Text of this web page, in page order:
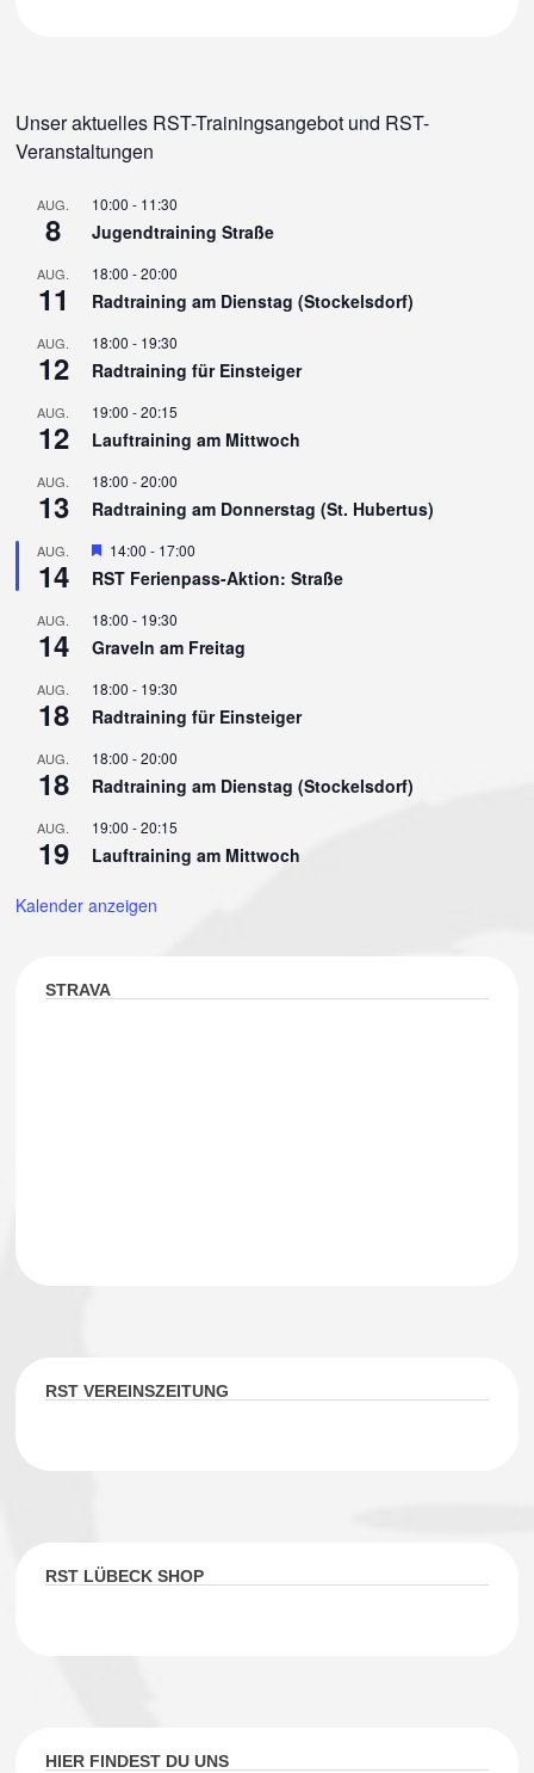
Unser aktuelles RST-Trainingsangebot und RST-
Veranstaltungen
AUG.
8
10:00 - 11:30
Jugendtraining Straße
AUG.
11
18:00 -20:00
Radtraining am Dienstag (Stockelsdorf)
AUG.
12
18:00 - 19:30
Radtraining für Einsteiger
AUG.
12
19:00 -20:15
Lauftraining am Mittwoch
AUG.
13
18:00 -20:00
Radtraining am Donnerstag (St. Hubertus)
AUG.
14
Hervorgehoben
14:00 - 17:00
RST Ferienpass-Aktion: Straße
AUG.
14
18:00 - 19:30
Graveln am Freitag
AUG.
18
18:00 - 19:30
Radtraining für Einsteiger
AUG.
18
18:00 -20:00
Radtraining am Dienstag (Stockelsdorf)
AUG.
19
19:00 -20:15
Lauftraining am Mittwoch
Kalender anzeigen
STRAVA
RST VEREINSZEITUNG
RST LÜBECK SHOP
HIER FINDEST DU UNS